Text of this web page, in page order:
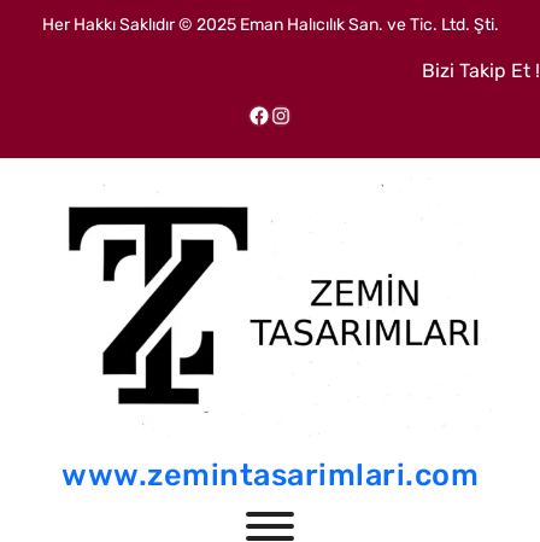
İçeriğe
Her Hakkı Saklıdır © 2025 Eman Halıcılık San. ve Tic. Ltd. Şti.
Bizi Takip Et !
Facebook Instagram
www.zemintasarimlari.com